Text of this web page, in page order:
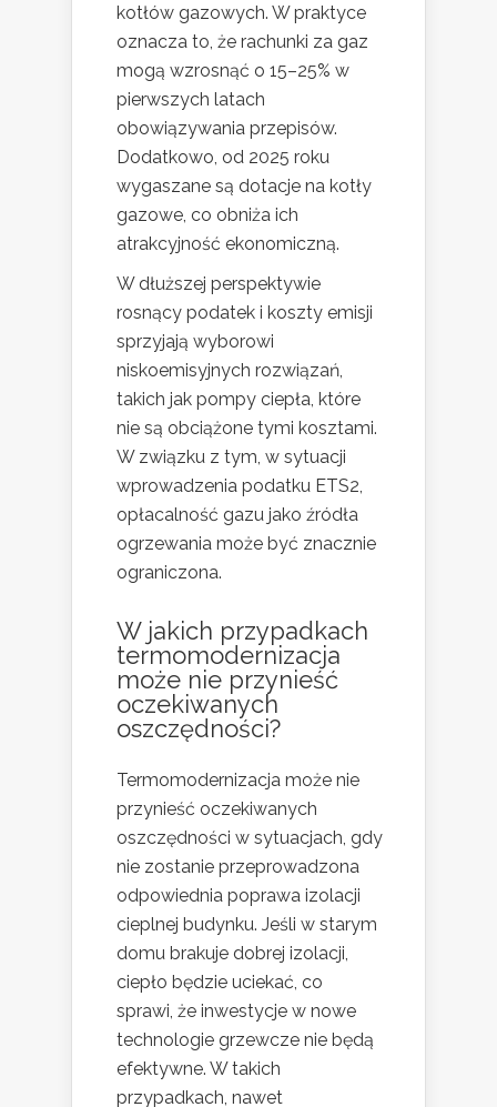
kotłów gazowych. W praktyce
oznacza to, że rachunki za gaz
mogą wzrosnąć o 15–25% w
pierwszych latach
obowiązywania przepisów.
Dodatkowo, od 2025 roku
wygaszane są dotacje na kotły
gazowe, co obniża ich
atrakcyjność ekonomiczną.
W dłuższej perspektywie
rosnący podatek i koszty emisji
sprzyjają wyborowi
niskoemisyjnych rozwiązań,
takich jak pompy ciepła, które
nie są obciążone tymi kosztami.
W związku z tym, w sytuacji
wprowadzenia podatku ETS2,
opłacalność gazu jako źródła
ogrzewania może być znacznie
ograniczona.
W jakich przypadkach
termomodernizacja
może nie przynieść
oczekiwanych
oszczędności?
Termomodernizacja może nie
przynieść oczekiwanych
oszczędności w sytuacjach, gdy
nie zostanie przeprowadzona
odpowiednia poprawa izolacji
cieplnej budynku. Jeśli w starym
domu brakuje dobrej izolacji,
ciepło będzie uciekać, co
sprawi, że inwestycje w nowe
technologie grzewcze nie będą
efektywne. W takich
przypadkach, nawet